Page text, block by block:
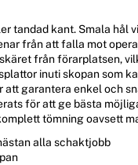
tandad kant. Smala hål
från att falla mot
från förarplatsen,
inuti skopan som
garantera enkel och
för att ge bästa
tömning oavsett
alla schaktjobb